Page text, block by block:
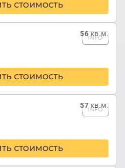
СТОИМОСТЬ
56кв.м.
INFO
СТОИМОСТЬ
57кв.м.
INFO
СТОИМОСТЬ